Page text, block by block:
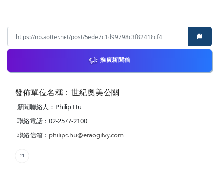
推廣新聞稿
發佈單位名稱：世紀奧美公關
新聞聯絡人：Philip Hu
聯絡電話：02-2577-2100
聯絡信箱： philipc.hu@eraogilvy.com